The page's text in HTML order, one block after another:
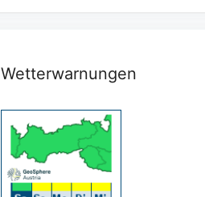
Wetterwarnungen